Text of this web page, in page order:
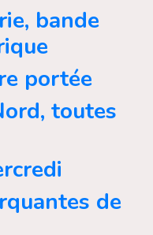
bande
portée
toutes
de